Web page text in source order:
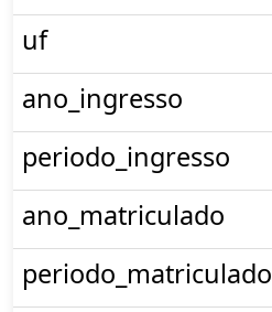
uf
ano_ingresso
periodo_ingresso
ano_matriculado
periodo_matriculado